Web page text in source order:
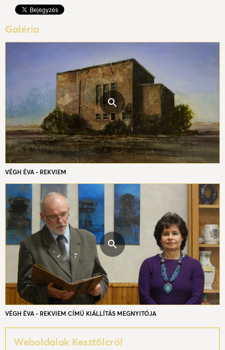
Galéria
VÉGH ÉVA - REKVIEM
VÉGH ÉVA - REKVIEM CÍMŰ KIÁLLÍTÁS MEGNYITÓJA
Weboldalak Kesztölcről